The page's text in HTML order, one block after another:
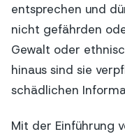
entsprechen und
nicht gefährden
Gewalt oder
hinaus sind sie
schädlichen
Mit der Einführung